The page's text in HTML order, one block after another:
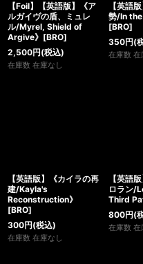
【Foil】【英語版】《ア
ルガイヴの盾、ミュレ
ル/Myrel, Shield of
Argive》[BRO]
2,500円(税込)
在庫数 在庫なし
【英語
勢/In the
[BRO]
350円(
在庫数 在
【英語版】《カイラの再
建/Kayla's
Reconstruction》
[BRO]
300円(税込)
在庫数 在庫なし
【英語
ロラン/
Third
800円(
在庫数 在